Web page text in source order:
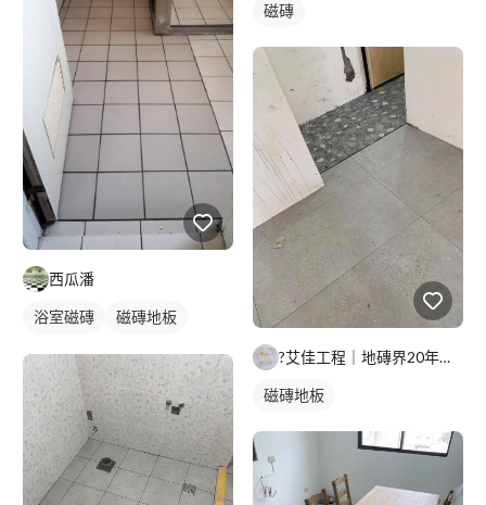
西瓜潘
浴室磁磚
磁磚地板
磁磚
?艾佳工程｜地磚界20年經驗｜北北基桃 資深師傅 專業施工/
磁磚地板